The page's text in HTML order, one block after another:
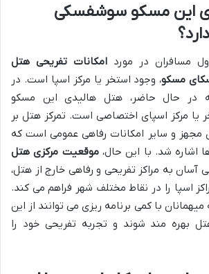
این مسکو سوشفسکی
مسافران در مورد امکانات تفریحی هتل
مسکو، وجود استخر یا مرکز اسپا است. در
در حال حاضر، هتل هالیدی این مسکو
یا مرکز اسپای اختصاصی است. تمرکز هتل بر
مجهز و سایر امکانات رفاهی عمومی است که
اشاره شد. با این حال،موقعیت مرکزی هتل
آسان به مراکز تفریحی و رفاهی خارج از هتل،
اسپا را در نقاط مختلف شهر فراهم می کند.
با کمی برنامه ریزی می توانند از این
بهره مند شوند و تجربه تفریحی خود را